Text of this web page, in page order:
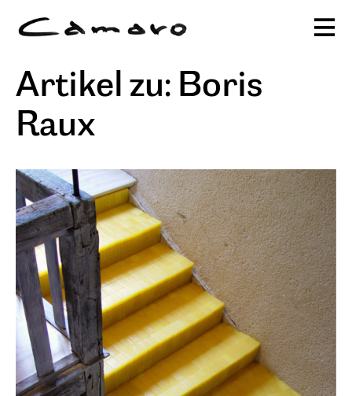
Ausstellungen & Programm
Publikationen
Artikel zu: Boris
Raux